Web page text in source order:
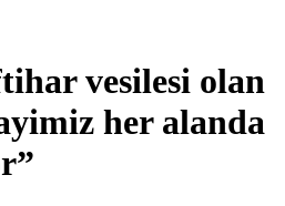
vesilesi olan
her alanda